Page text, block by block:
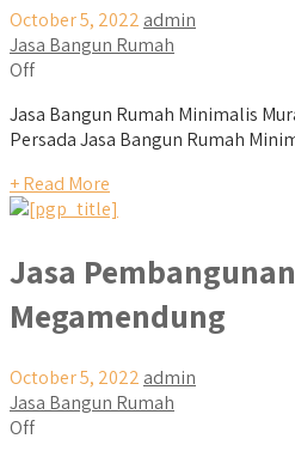
October 5, 2022 admin
Jasa Bangun Rumah
Off
Jasa Bangun Rumah Minimalis
Persada Jasa Bangun Rumah
+ Read More
Jasa
Megamendung
October 5, 2022 admin
Jasa Bangun Rumah
Off